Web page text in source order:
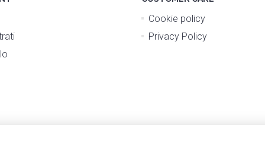
Cookie policy
Privacy Policy